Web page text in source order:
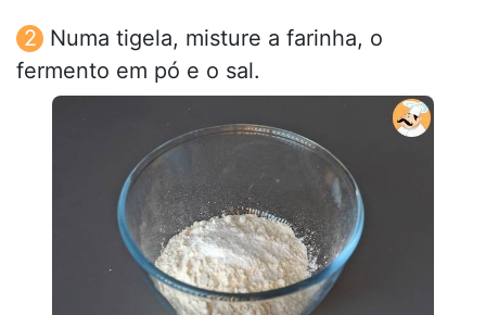
Numa tigela, misture a farinha, o
fermento em pó e o sal.